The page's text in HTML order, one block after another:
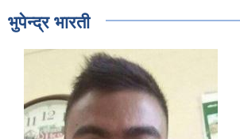
भुपेन्द्र भारती